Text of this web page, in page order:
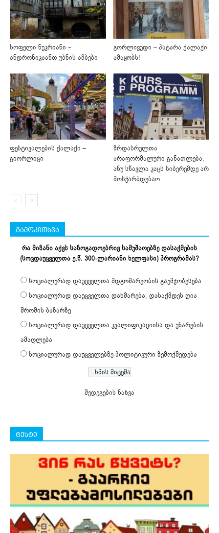
სოფელი ნუკრიანი –
ანდრონიკაანთ უბნის ამბები
გორლივუდი – პატარა ქალაქი
ამაყობს!
ფესტივალების ქალაქი –
გიორლიცი
ზრდასრულთა
არაფორმალური განათლება,
ანუ სწავლა კაცს სიბერემდე არ
მოსჭარბდებაო
გამოკითხვა
რა მიზანი აქვს საზოგადოებრივ სამუშაოებზე დასაქმების
(სოცდაუცველთა ე.წ. 300-ლარიანი ხელფასი) პროგრამას?
სოციალურად დაუცველთა მდგომარეობის გაუმჯობესება
სოციალურად დაუცველთა დახმარება, დასაქმდეს ღია
შრომის ბაზარზე
სოციალურად დაუცველთა კვალიფიკაციისა და უნარების
ამაღლება
სოციალურად დაუცველებზე პოლიტიკური ზემოქმედება
შედეგების ნახვა
ტესტი